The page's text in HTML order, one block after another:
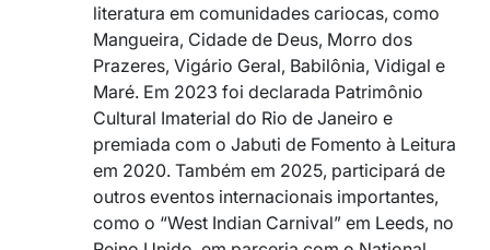
literatura em comunidades cariocas, como
Mangueira, Cidade de Deus, Morro dos
Prazeres, Vigário Geral, Babilônia, Vidigal e
Maré. Em 2023 foi declarada Patrimônio
Cultural Imaterial do Rio de Janeiro e
premiada com o Jabuti de Fomento à Leitura
em 2020. Também em 2025, participará de
outros eventos internacionais importantes,
como o “West Indian Carnival” em Leeds, no